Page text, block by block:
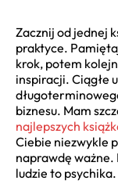
Zacznij od jednej
praktyce.
krok, potem
inspiracji. Ciągłe
biznesu. Mam
najlepszych
Ciebie niezwykle
naprawdę ważne.
ludzie to